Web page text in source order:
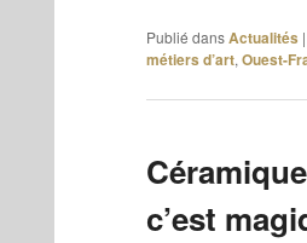
Publié dansActualités |
métiers d’art, Ouest-
c’est